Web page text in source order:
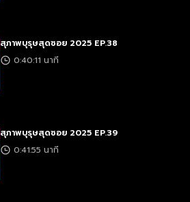
สุภาพบุรุษสุดซอย 2025 EP.38
0:40:11 นาที
สุภาพบุรุษสุดซอย 2025 EP.39
0:41:55 นาที